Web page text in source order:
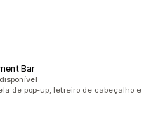
Bar
de pop-up, letreiro de cabeçalho e